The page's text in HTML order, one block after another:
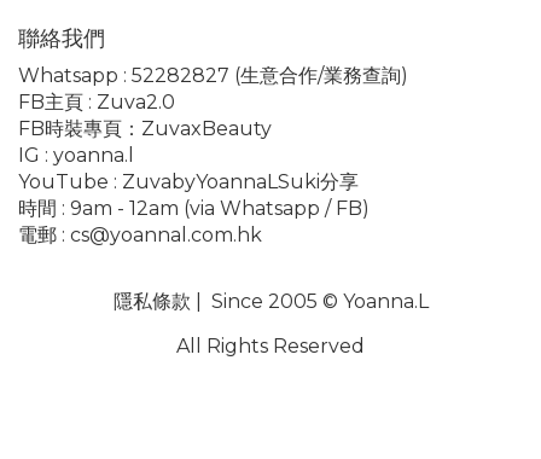
聯絡我們
Whatsapp : 52282827 (生意合作/業務查詢)
FB主頁 : Zuva2.0
FB時裝專頁： ZuvaxBeauty
IG : yoanna.l
YouTube : ZuvabyYoannaLSuki分享
時間 : 9am - 12am (via Whatsapp / FB)
電郵 : cs@yoannal.com.hk
隱私條款 | Since 2005 © Yoanna.L
All Rights Reserved